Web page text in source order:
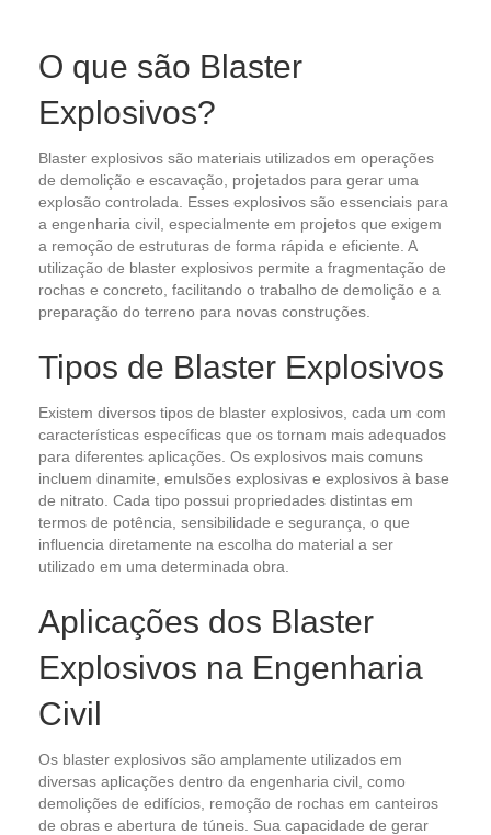
O que são Blaster
Explosivos?
Blaster explosivos são materiais utilizados em operações
de demolição e escavação, projetados para gerar uma
explosão controlada. Esses explosivos são essenciais para
a engenharia civil, especialmente em projetos que exigem
a remoção de estruturas de forma rápida e eficiente. A
utilização de blaster explosivos permite a fragmentação de
rochas e concreto, facilitando o trabalho de demolição e a
preparação do terreno para novas construções.
Tipos de Blaster Explosivos
Existem diversos tipos de blaster explosivos, cada um com
características específicas que os tornam mais adequados
para diferentes aplicações. Os explosivos mais comuns
incluem dinamite, emulsões explosivas e explosivos à base
de nitrato. Cada tipo possui propriedades distintas em
termos de potência, sensibilidade e segurança, o que
influencia diretamente na escolha do material a ser
utilizado em uma determinada obra.
Aplicações dos Blaster
Explosivos na Engenharia
Civil
Os blaster explosivos são amplamente utilizados em
diversas aplicações dentro da engenharia civil, como
demolições de edifícios, remoção de rochas em canteiros
de obras e abertura de túneis. Sua capacidade de gerar